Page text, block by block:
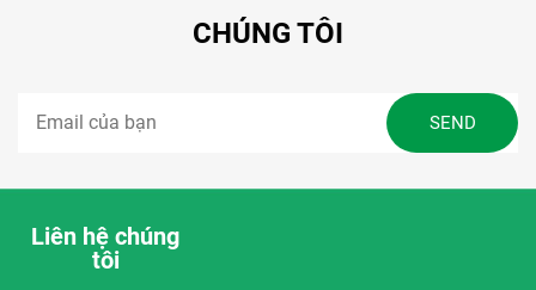
CHÚNG TÔI
Liên hệ chúng
tôi